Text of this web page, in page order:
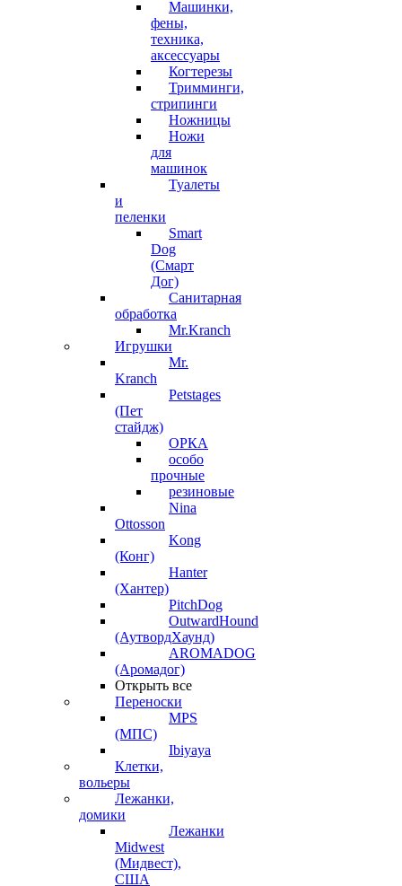
Машинки,
фены,
техника,
аксессуары
Когтерезы
Тримминги,
стрипинги
Ножницы
Ножи
для
машинок
Туалеты
и
пеленки
Smart
Dog
(Смарт
Дог)
Санитарная
обработка
Mr.Kranch
Игрушки
Mr.
Kranch
Petstages
(Пет
стайдж)
ОРКА
особо
прочные
резиновые
Nina
Ottosson
Kong
(Конг)
Hanter
(Хантер)
PitchDog
OutwardHound
(АутвордХаунд)
AROMADOG
(Аромадог)
Открыть все
Переноски
MPS
(МПС)
Ibiyaya
Клетки,
вольеры
Лежанки,
домики
Лежанки
Midwest
(Мидвест),
США